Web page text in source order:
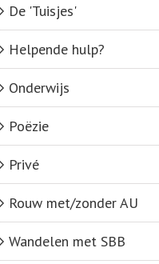
De 'Tuisjes'
Helpende hulp?
Onderwijs
Poëzie
Privé
Rouw met/zonder AU
Wandelen met SBB